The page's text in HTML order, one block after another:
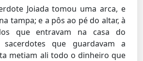
Joiada tomou uma arca, e
tampa; e a pôs ao pé do altar, à
que entravam na casa do
que guardavam a
metiam ali todo o dinheiro que